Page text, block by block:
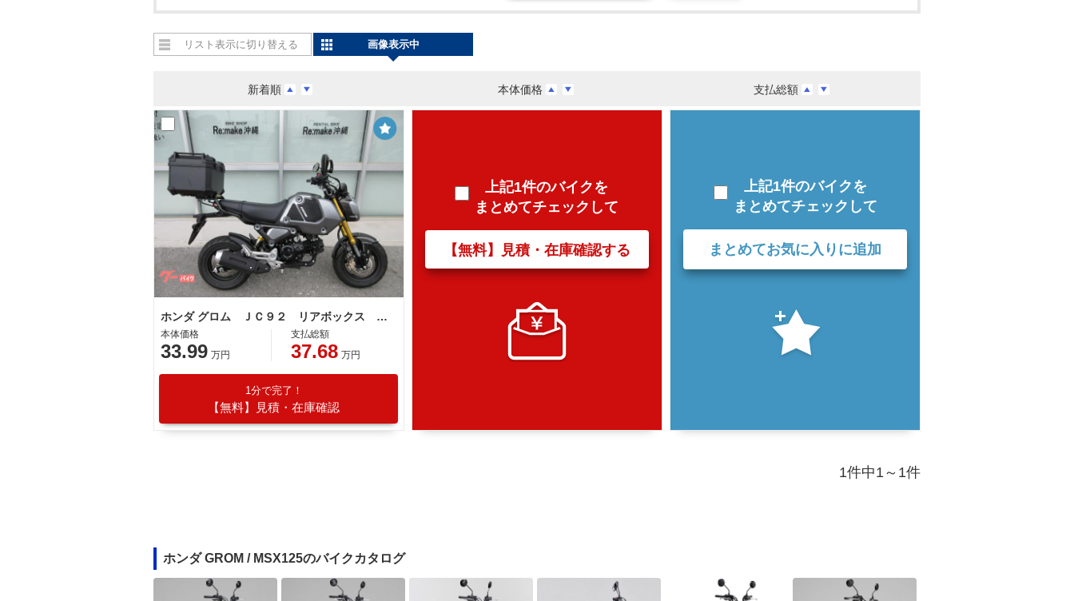
新着順 本体価格 支払総額
リスト表示に切り替える 画像表示中
ホンダ グロム ＪＣ９２ リアボックス ５速モデル ２０２１年
本体価格
33.99 万円
支払総額
37.68 万円
1分で完了！
【無料】見積・在庫確認
上記1件のバイクを
まとめてチェックして
【無料】見積・在庫確認する
上記1件のバイクを
まとめてチェックして
まとめてお気に入りに追加
1件中1～1件
ホンダ GROM / MSX125のバイクカタログ